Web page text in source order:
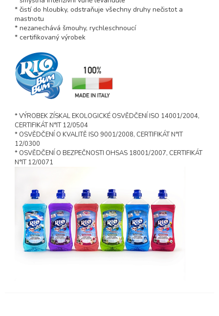
* čistí do hloubky, odstraňuje všechny druhy nečistot a
mastnotu
* nezanechává šmouhy, rychleschnoucí
* certifikovaný výrobek
* VÝROBEK ZÍSKAL EKOLOGICKÉ OSVĚDČENÍ ISO 14001/2004,
CERTIFIKÁT N°IT 12/0504
* OSVĚDČENÍ O KVALITĚ ISO 9001/2008, CERTIFIKÁT N°IT
12/0300
* OSVĚDČENÍ O BEZPEČNOSTI OHSAS 18001/2007, CERTIFIKÁT
N°IT 12/0071